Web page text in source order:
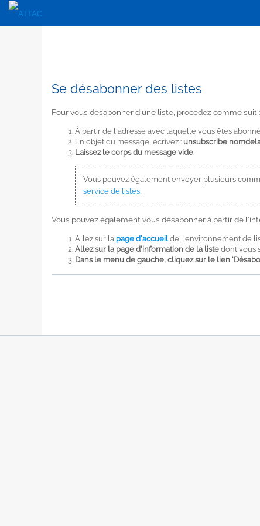
Se désabonner des listes
Pour vous désabonner d'une liste, procédez comme suit :
À partir de l'adresse avec laquelle vous êtes
En objet du message, écrivez : unsubscribe
Laissez le corps du message vide.
Vous pouvez également envoyer plusieurs
service de listes.
Vous pouvez également vous désabonner à partir de
Allez sur la page d'accueil de l'environnement de
Allez sur la page d'information de la liste dont vous
Dans le menu de gauche, cliquez sur le lien